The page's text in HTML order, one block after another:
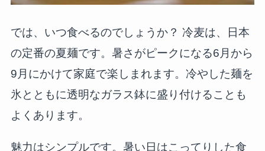
では、いつ食べるのでしょうか？ 冷麦は、日本
の定番の夏麺です。暑さがピークになる6月から
9月にかけて家庭で楽しまれます。冷やした麺を
氷とともに透明なガラス鉢に盛り付けることも
よくあります。
魅力はシンプルです。暑い日はこってりした食